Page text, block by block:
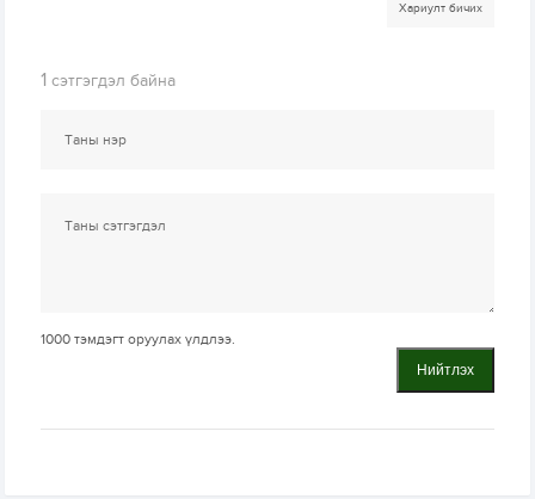
Хариулт бичих
1 сэтгэгдэл байна
1000 тэмдэгт оруулах үлдлээ.
Нийтлэх